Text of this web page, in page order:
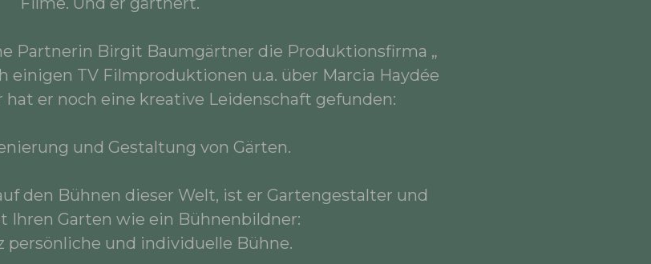
Partnerin Birgit Baumgärtner die Produktionsfirma „
einigen TV Filmproduktionen u.a. über Marcia Haydée
hat er noch eine kreative Leidenschaft gefunden:
und Gestaltung von Gärten.
den Bühnen dieser Welt, ist er Gartengestalter und
Ihren Garten wie ein Bühnenbildner:
persönliche und individuelle Bühne.